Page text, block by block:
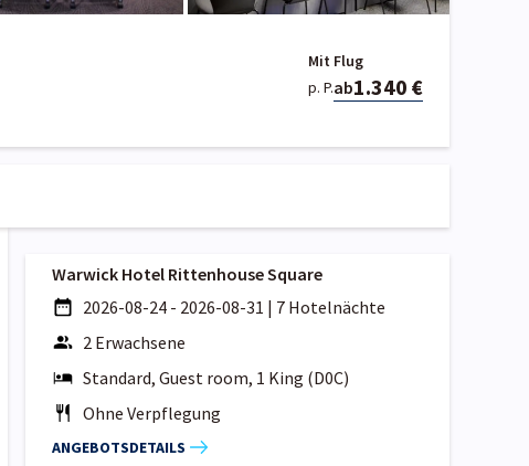
Mit Flug
p. P.ab1.340 €
Warwick Hotel Rittenhouse Square
2026-08-24 - 2026-08-31 | 7 Hotelnächte
2 Erwachsene
Standard, Guest room, 1 King (D0C)
Ohne Verpflegung
ANGEBOTSDETAILS